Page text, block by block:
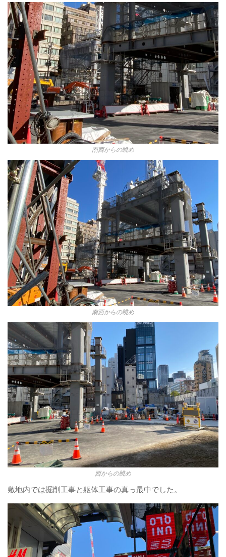
南西からの眺め
南西からの眺め
西からの眺め
敷地内では掘削工事と躯体工事の真っ最中でした。